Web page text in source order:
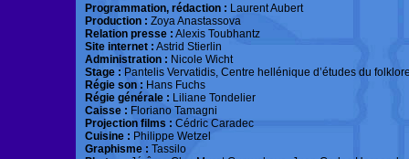
Programmation, rédaction : Laurent Aubert
Production : Zoya Anastassova
Relation presse : Alexis Toubhantz
Site internet : Astrid Stierlin
Administration : Nicole Wicht
Stage : Pantelis Vervatidis, Centre hellénique d’études du
Régie son : Hans Fuchs
Régie générale : Liliane Tondelier
Caisse : Floriano Tamagni
Projection films : Cédric Caradec
Cuisine : Philippe Wetzel
Graphisme : Tassilo